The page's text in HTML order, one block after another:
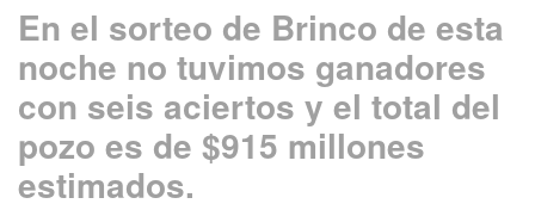
En el sorteo de Brinco de esta
noche no tuvimos ganadores
con seis aciertos y el total del
pozo es de $915 millones
estimados.